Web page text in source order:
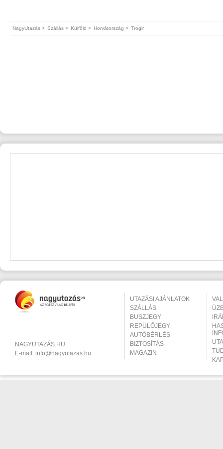
NagyUtazás > Szállás > Külföld > Horvátország > Trogir
NAGYUTAZÁS.HU
E-mail: info@nagyutazas.hu
UTAZÁSI AJÁNLATOK
SZÁLLÁS
BUSZJEGY
REPÜLŐJEGY
AUTÓBÉRLÉS
BIZTOSÍTÁS
MAGAZIN